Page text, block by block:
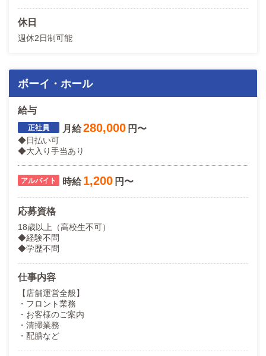
休日
週休2日制可能
ボーイ・ホール
給与
月給280,000 円〜
◆日払い可
◆大入り手当あり
時給 1,200 円〜
応募資格
18歳以上（高校生不可）
◆経験不問
◆学歴不問
仕事内容
【店舗運営全般】
・フロント業務
・お客様のご案内
・清掃業務
・配膳など